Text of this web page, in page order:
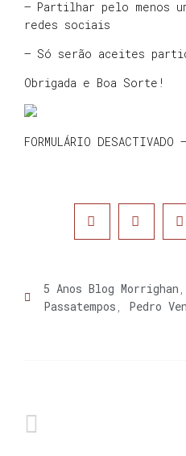
– Partilhar pelo menos
redes sociais
– Só serão aceites
Obrigada e Boa Sorte!
FORMULÁRIO DESACTIVADO
5 Anos Blog Morrighan
Passatempos
Pedro